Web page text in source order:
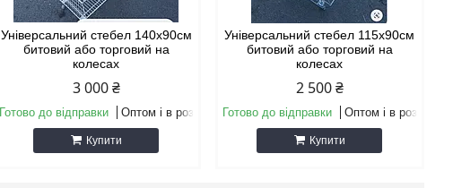
Універсальний стебел 140х90см
битовий або торговий на
колесах
3 000 ₴
Готово до відправки Оптом і в роздріб
Купити
Універсальний стебел 115х90см
битовий або торговий на
колесах
2 500 ₴
Готово до відправки Оптом і в роздріб
Купити